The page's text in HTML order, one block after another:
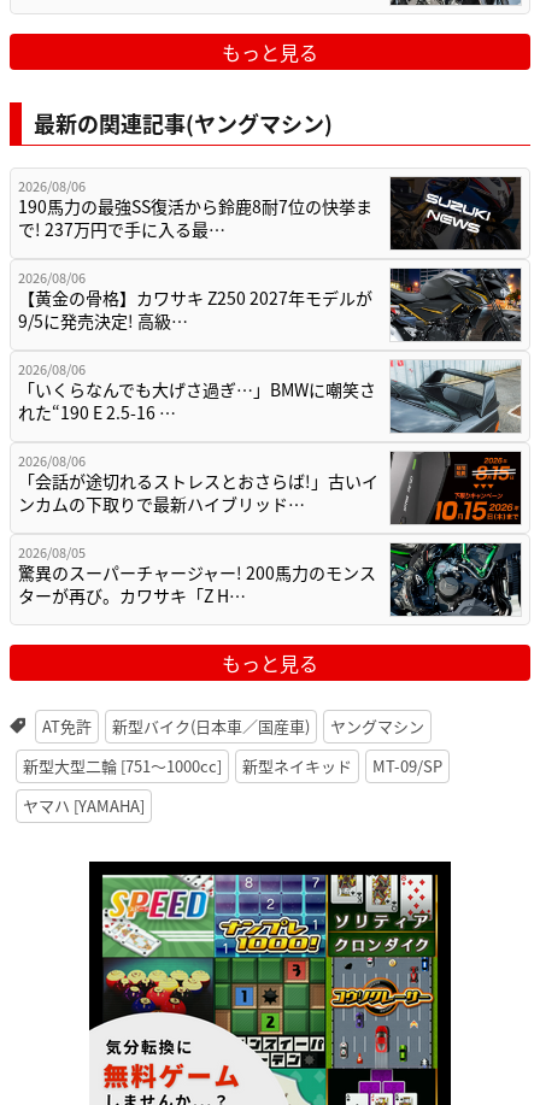
もっと見る
最新の関連記事(ヤングマシン)
2026/08/06
190馬力の最強SS復活から鈴鹿8耐7位の快挙ま
で! 237万円で手に入る最…
2026/08/06
【黄金の骨格】カワサキ Z250 2027年モデルが
9/5に発売決定! 高級…
2026/08/06
「いくらなんでも大げさ過ぎ…」BMWに嘲笑さ
れた“190 E 2.5-16 …
2026/08/06
「会話が途切れるストレスとおさらば!」古いイ
ンカムの下取りで最新ハイブリッド…
2026/08/05
驚異のスーパーチャージャー! 200馬力のモンス
ターが再び。カワサキ「Z H…
もっと見る
AT免許 新型バイク(日本車／国産車)
ヤングマシン
新型大型二輪 [751〜1000cc]
新型ネイキッド
MT-09/SP
ヤマハ [YAMAHA]